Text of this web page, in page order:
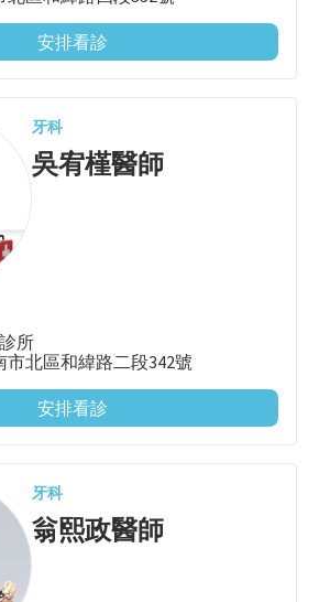
安排看診
牙科
吳宥槿醫師
所
市北區和緯路二段342號
安排看診
牙科
翁熙政醫師